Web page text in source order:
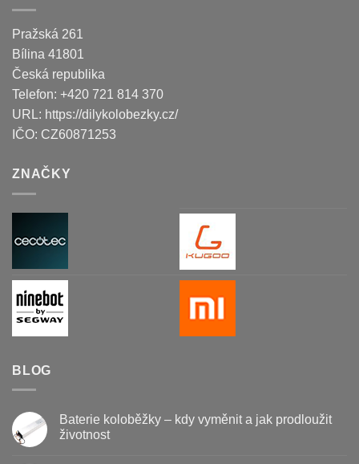
Pražská 261
Bílina 41801
Česká republika
Telefon: +420 721 814 370
URL: https://dilykolobezky.cz/
IČO: CZ60871253
ZNAČKY
BLOG
Baterie koloběžky – kdy vyměnit a jak prodloužit
životnost